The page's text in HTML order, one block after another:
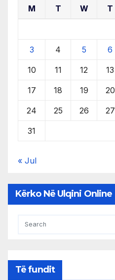
M T W T
3 4 5 6
10 11 12 13
17 18 19 20
24 25 26 27
31
« Jul
Kërko Në Ulqini Online
Të fundit